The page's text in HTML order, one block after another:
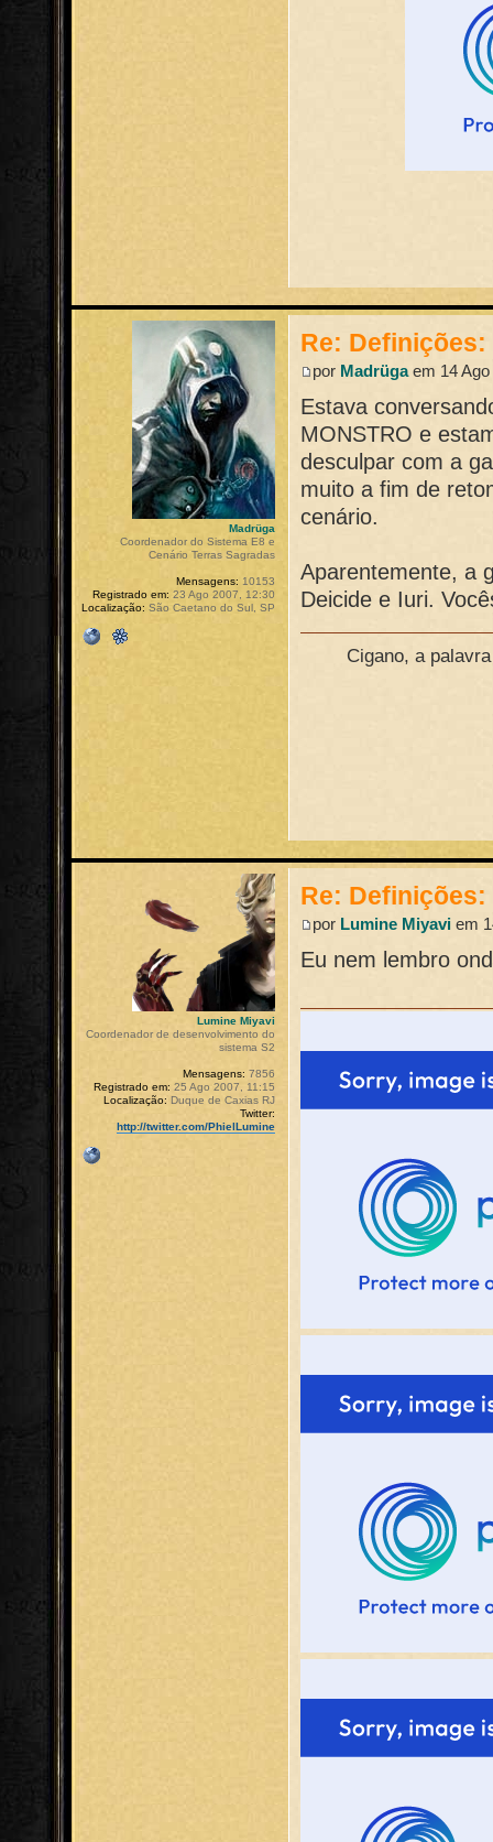
Re:
por Madrügaem 14 Ago
Estava
MONSTRO e
desculpar com a
muito a fim de
cenário.
Aparentemente, a
Deicide e Iuri.
Cigano, a
Madrüga
Coordenador do Sistema E8 e
Cenário Terras Sagradas
Mensagens: 10153
Registrado em: 23 Ago 2007, 12:30
Localização: São Caetano do Sul, SP
Re:
por Lumine Miyavi em
Eu nem lembro
Lumine Miyavi
Coordenador de desenvolvimento do
sistema S2
Mensagens: 7856
Registrado em: 25 Ago 2007, 11:15
Localização: Duque de Caxias RJ
Twitter:
http://twitter.com/PhielLumine